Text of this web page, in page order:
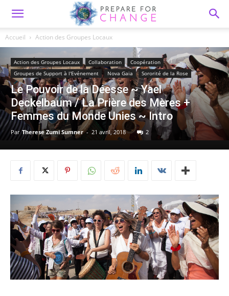
Accueil Action des Groupes Locaux
Action des Groupes Locaux Collaboration
Coopération
Groupes de Support à l'Evénement
Nova Gaia Sororité de la Rose
Le Pouvoir de la Déesse ~ Yael
Deckelbaum / La Prière des Mères +
Femmes du Monde Unies ~ Intro
Par Therese Zumi Sumner - 21 avril, 2018 2